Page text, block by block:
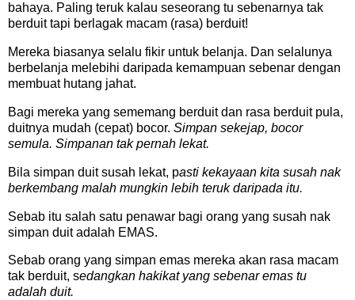
bahaya. Paling teruk kalau seseorang tu sebenarnya tak
berduit tapi berlagak macam (rasa) berduit!
Mereka biasanya selalu fikir untuk belanja. Dan selalunya
berbelanja melebihi daripada kemampuan sebenar dengan
membuat hutang jahat.
Bagi mereka yang sememang berduit dan rasa berduit pula,
duitnya mudah (cepat) bocor. Simpan sekejap, bocor
semula. Simpanan tak pernah lekat.
Bila simpan duit susah lekat, pasti kekayaan kita susah nak
berkembang malah mungkin lebih teruk daripada itu.
Sebab itu salah satu penawar bagi orang yang susah nak
simpan duit adalah EMAS.
Sebab orang yang simpan emas mereka akan rasa macam
tak berduit, sedangkan hakikat yang sebenar emas tu
adalah duit.